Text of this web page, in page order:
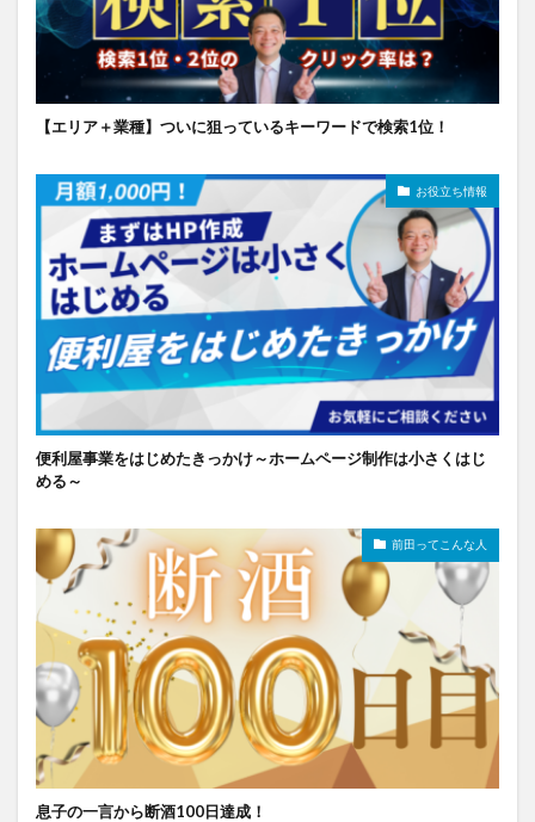
【エリア＋業種】ついに狙っているキーワードで検索1位！
お役立ち情報
便利屋事業をはじめたきっかけ～ホームページ制作は小さくはじ
める～
前田ってこんな人
息子の一言から断酒100日達成！